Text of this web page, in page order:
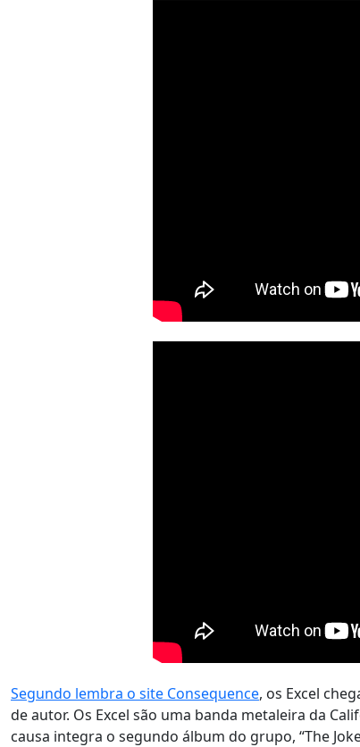
Segundo lembra o site Consequence, os Excel
de autor. Os Excel são uma banda metaleira da
causa integra o segundo álbum do grupo, “The